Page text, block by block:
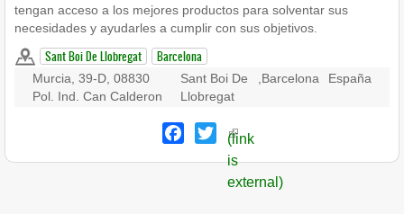
tengan acceso a los mejores productos para solventar sus
necesidades y ayudarles a cumplir con sus objetivos.
Sant Boi De Llobregat Barcelona
Murcia, 39-D, 08830
Pol. Ind. Can Calderon
Sant Boi De
Llobregat
Barcelona España
Facebook
Twitter
(link
is
external)